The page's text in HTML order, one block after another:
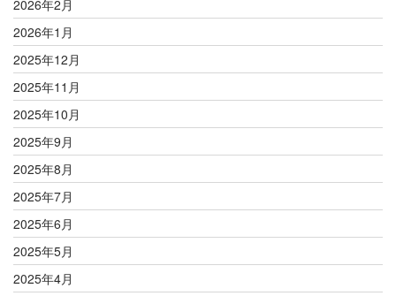
2026年2月
2026年1月
2025年12月
2025年11月
2025年10月
2025年9月
2025年8月
2025年7月
2025年6月
2025年5月
2025年4月